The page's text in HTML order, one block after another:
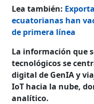
Lea también:
ecuatorianas han
de primera línea
La información que
tecnológicos se
digital de GenIA y
IoT hacia la nube,
analítico.